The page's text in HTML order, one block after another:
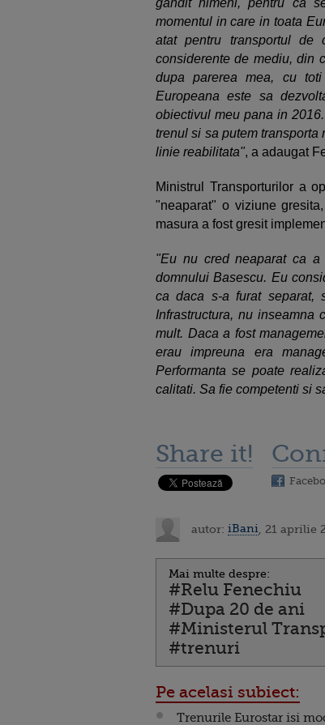
momentul in care in toata
atat pentru transportul de
considerente de mediu, din
dupa parerea mea, cu
Europeana este sa
obiectivul meu pana in
trenul si sa putem
linie reabilitata", a adaugat
Ministrul Transporturilor a
"neaparat" o viziune
masura a fost gresit
"Eu nu cred neaparat ca
domnului Basescu. Eu
ca daca s-a furat
Infrastructura, nu
mult. Daca a fost
erau impreuna era
Performanta se poate
calitati. Sa fie competenti si
Share it!
autor: iBani , 21 aprilie
Mai multe despre:
#Relu Fenechiu
#Dupa 20 de ani
#Ministerul
#trenuri
Pe acelasi subiect:
Trenurile Eurostar isi